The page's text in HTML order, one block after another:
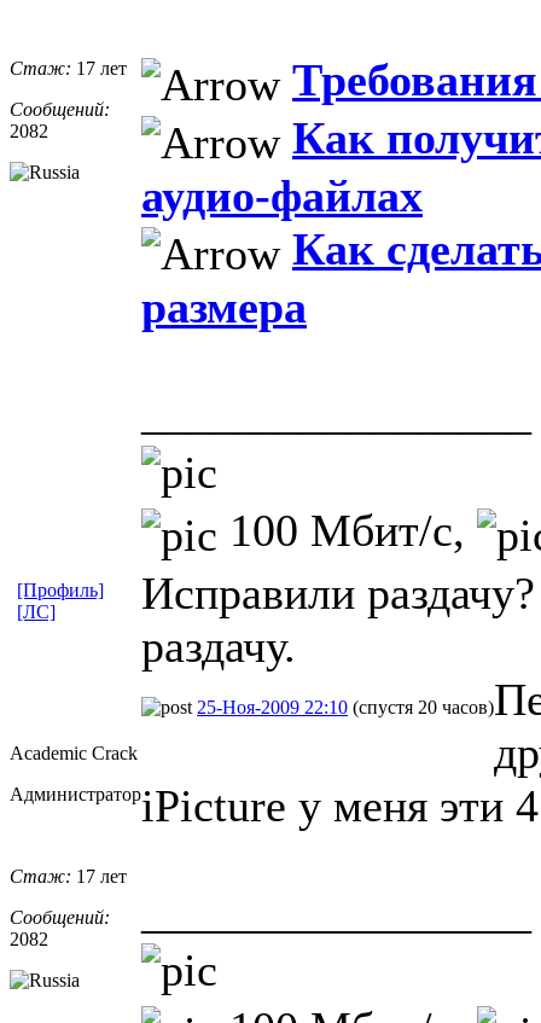
Стаж: 17 лет
Сообщений:
2082
Как
аудио-файлах
Как
размера
100 Мбит/с,
Исправили
раздачу.
[Профиль]
[ЛС]
Academic Crack
Администратор
Стаж: 17 лет
Сообщений:
2082
25-Ноя-2009 22:10 (спустя 20 часов)
iPicture у меня эти